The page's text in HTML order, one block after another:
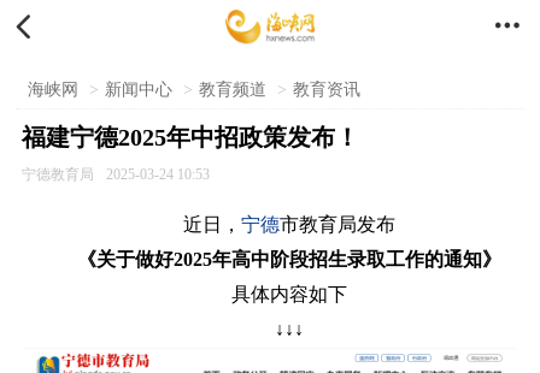
 
海峡网 > 新闻中心 > 教育频道 > 教育资讯
福建宁德2025年中招政策发布！
宁德教育局 2025-03-24 10:53
近日， 宁德市教育局发布
《关于做好2025年高中阶段招生录取工作的通知》
具体内容如下
↓↓↓